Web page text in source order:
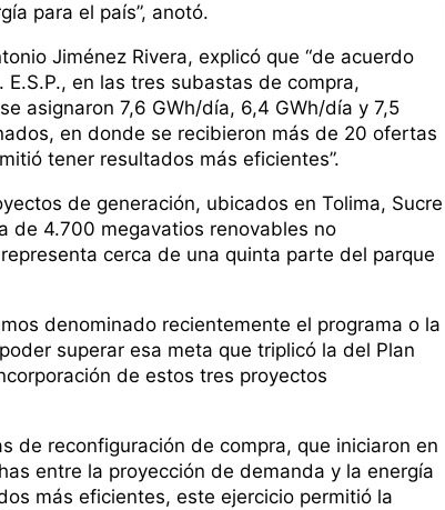
para el país”, anotó.
Jiménez Rivera, explicó que “de acuerdo
en las tres subastas de compra,
asignaron 7,6 GWh/día, 6,4 GWh/día y 7,5
en donde se recibieron más de 20 ofertas
tener resultados más eficientes”.
de generación, ubicados en Tolima, Sucre
de 4.700 megavatios renovables no
cerca de una quinta parte del parque
denominado recientemente el programa o la
superar esa meta que triplicó la del Plan
de estos tres proyectos
de reconfiguración de compra, que iniciaron en
entre la proyección de demanda y la energía
más eficientes, este ejercicio permitió la